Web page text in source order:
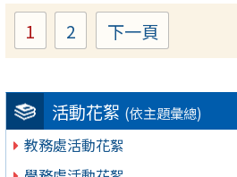
活動花絮 (依主題彙總)
教務處活動花絮
Page
1 Page
2 下一頁